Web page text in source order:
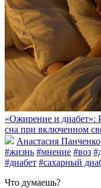
«Ожирение и диабет»:
сна при включенном
Анастасия Панченко
#жизнь #мнение #воз
#диабет #сахарный
Что думаешь?